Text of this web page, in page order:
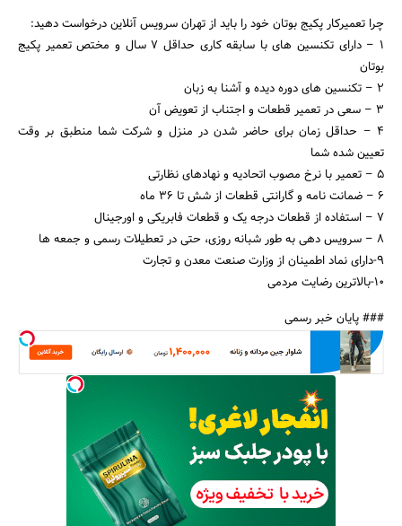
چرا تعمیرکار پکیج بوتان خود را باید از تهران سرویس آنلاین درخواست دهید:
۱ – دارای تکنسین های با سابقه کاری حداقل ۷ سال و مختص تعمیر پکیج
بوتان
۲ – تکنسین های دوره دیده و آشنا به زبان
۳ – سعی در تعمیر قطعات و اجتناب از تعویض آن
۴ – حداقل زمان برای حاضر شدن در منزل و شرکت شما منطبق بر وقت
تعیین شده شما
۵ – تعمیر با نرخ مصوب اتحادیه و نهادهای نظارتی
۶ – ضمانت نامه و گارانتی قطعات از شش تا ۳۶ ماه
۷ – استفاده از قطعات درجه یک و قطعات فابریکی و اورجینال
۸ – سرویس دهی به طور شبانه روزی، حتی در تعطیلات رسمی و جمعه ها
۹-دارای نماد اطمینان از وزارت صنعت معدن و تجارت
۱۰-بالاترین رضایت مردمی
### پایان خبر رسمی